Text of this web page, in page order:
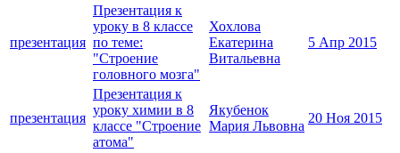
презентация
Презентация к
уроку в 8 классе
по теме:
"Строение
головного мозга"
Хохлова
Екатерина
Витальевна
5 Апр 2015
презентация
Презентация к
уроку химии в 8
классе "Строение
атома"
Якубенок
Мария Львовна
20 Ноя 2015